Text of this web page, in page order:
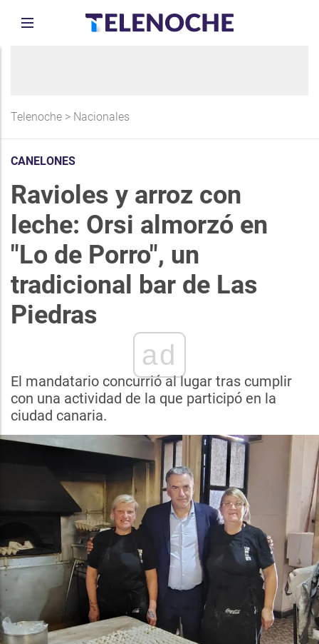
Telenoche > Nacionales
CANELONES
Ravioles y arroz con
leche: Orsi almorzó en
"Lo de Porro", un
tradicional bar de Las
Piedras
ad
El mandatario concurrió al lugar tras cumplir
con una actividad de la que participó en la
ciudad canaria.